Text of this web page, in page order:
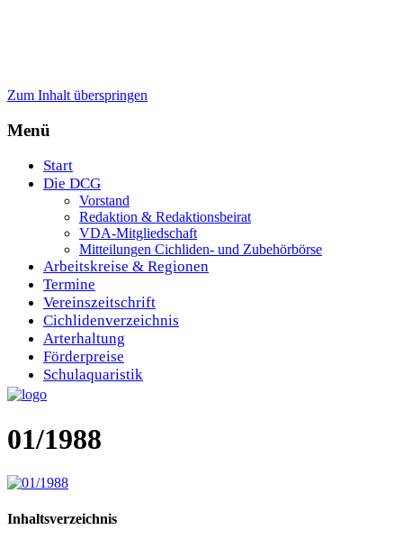
Zum Inhalt überspringen
Menü
Start
Die DCG
Vorstand
Redaktion & Redaktionsbeirat
VDA-Mitgliedschaft
Mitteilungen Cichliden- und Zubehörbörse
Arbeitskreise & Regionen
Termine
Vereinszeitschrift
Cichlidenverzeichnis
Arterhaltung
Förderpreise
Schulaquaristik
01/1988
Inhaltsverzeichnis